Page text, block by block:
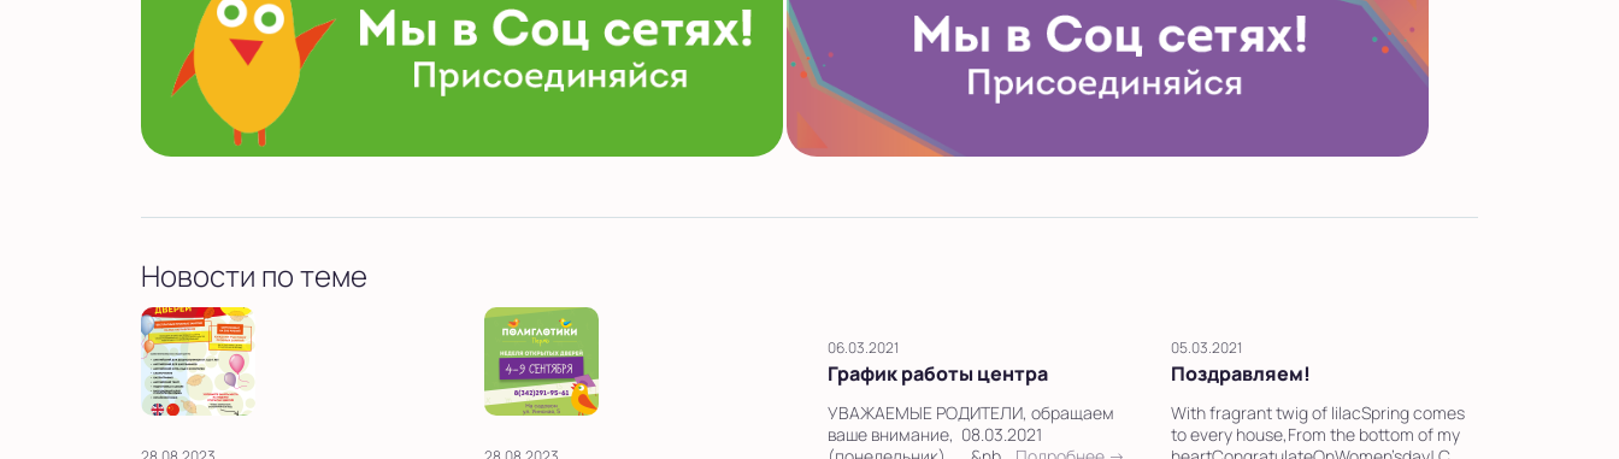
Новости по теме
06.03.2021
График работы центра
УВАЖАЕМЫЕ РОДИТЕЛИ, обращаем
ваше внимание, 08.03.2021
05.03.2021
Поздравляем!
With fragrant twig of lilacSpring comes
to every house,From the bottom of my